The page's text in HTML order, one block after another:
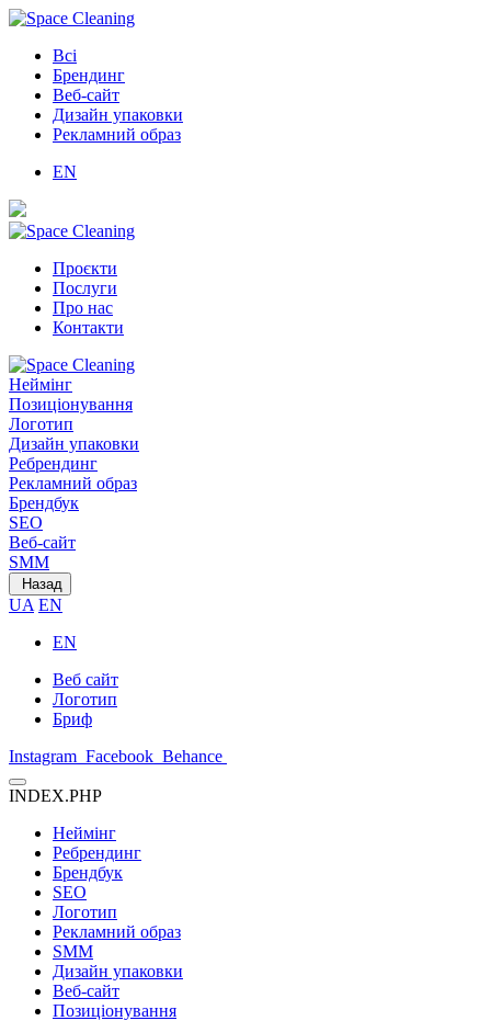
Всі
Брендинг
Веб-сайт
Дизайн упаковки
Рекламний образ
EN
Проєкти
Послуги
Про нас
Контакти
Неймінг
Позиціонування
Логотип
Дизайн упаковки
Ребрендинг
Рекламний образ
Брендбук
SEO
Веб-сайт
SMM
Назад
UA EN
EN
Веб сайт
Логотип
Бриф
Instagram Facebook Behance
INDEX.PHP
Неймінг
Ребрендинг
Брендбук
SEO
Логотип
Рекламний образ
SMM
Дизайн упаковки
Веб-сайт
Позиціонування